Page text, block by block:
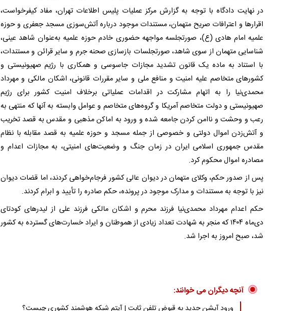
در نهایت دادگاه با توجه به گزارش مرکز عملیات پلیس اطلاعات تهران، مفاد کیفرخواست،
اقرار‌ها و اعترافات صریح متهمان، مستندات موجود درباره آتش‌سوزی مسجد جعفری و حوزه
علمیه امام هادی (ع)، صورتجلسه مواجهه حضوری خادم حوزه علمیه به‌عنوان شاهد عینی،
شناسایی متهمان از سوی شاهد، صورتجلسات بازسازی صحنه جرم و سایر قرائن و مستندات،
با استناد به ماده یک قانون تشدید مجازات جاسوسی و همکاری با رژیم صهیونیستی و
کشور‌های متخاصم علیه امنیت و منافع ملی و سایر مقررات قانونی، اشکان مالکی و مهرداد
محمدی‌نیا را به اتهام مشارکت در اقدامات عملیاتی برخلاف امنیت کشور برای رژیم
صهیونیستی و دولت متخاصم آمریکا و گروه‌های متخاصم و عوامل وابسته به آنها که منتهی به
رعب و وحشت و ناامن کردن جامعه شده و ورود به اماکن مذهبی و مقدس به قصد تخریب
و آتش‌زدن اموال دولتی و خصوصی از جمله مسجد و حوزه علمیه به قصد مقابله با نظام
مقدس جمهوری اسلامی ایران در زمان جنگ و وضعیت‌های امنیتی، به مجازات اعدام و
مصادره اموال محکوم کرد.
پس از صدور حکم، وکلای متهمان در دیوان عالی کشور فرجام‌خواهی کردند، اما قضات دیوان
نیز با توجه به مستندات و مدارک موجود در پرونده، حکم صادره را تأیید و ابرام کردند.
حکم اعدام مهرداد محمدی‌نیا فرزند محرم و اشکان مالکی فرزند علی از لیدر‌های کودتای
دی‌ماه ۱۴۰۴ که منجر به شهادت تعداد زیادی از هموطنان و ایراد خسارت‌های گسترده به کشور
شد، صبح امروز به اجرا شد.
آنچه دیگران می خوانند:
ورود آپشن جدید به قبوض تلفن ثابت | آیتم شبکه هوشمند کشوری چیست؟